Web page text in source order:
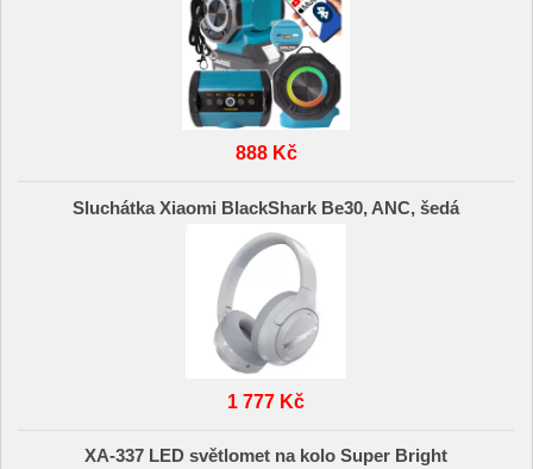
888 Kč
Sluchátka Xiaomi BlackShark Be30, ANC, šedá
1 777 Kč
XA-337 LED světlomet na kolo Super Bright